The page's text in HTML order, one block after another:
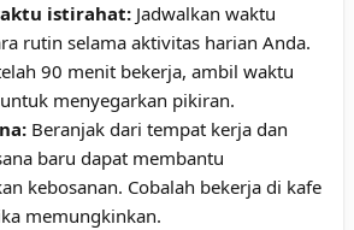
istirahat: Jadwalkan waktu
rutin selama aktivitas harian Anda.
90 menit bekerja, ambil waktu
menyegarkan pikiran.
Beranjak dari tempat kerja dan
baru dapat membantu
kebosanan. Cobalah bekerja di kafe
memungkinkan.